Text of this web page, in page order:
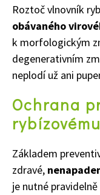
Naše
Roztoč vlnovník
obávaného
k morfologickým
degenerativním
neplodíuž ani
Ochrana
rybízovému
Základem
zdravé,
je nutné pravidelně